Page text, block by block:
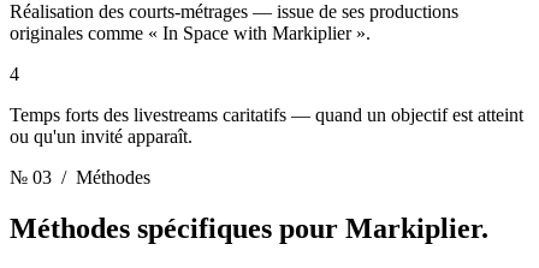
Réalisation des courts-métrages — issue de ses productions
originales comme « In Space with Markiplier ».
4
Temps forts des livestreams caritatifs — quand un objectif est atteint
ou qu'un invité apparaît.
№ 03 / Méthodes
Méthodes spécifiques pour Markiplier.